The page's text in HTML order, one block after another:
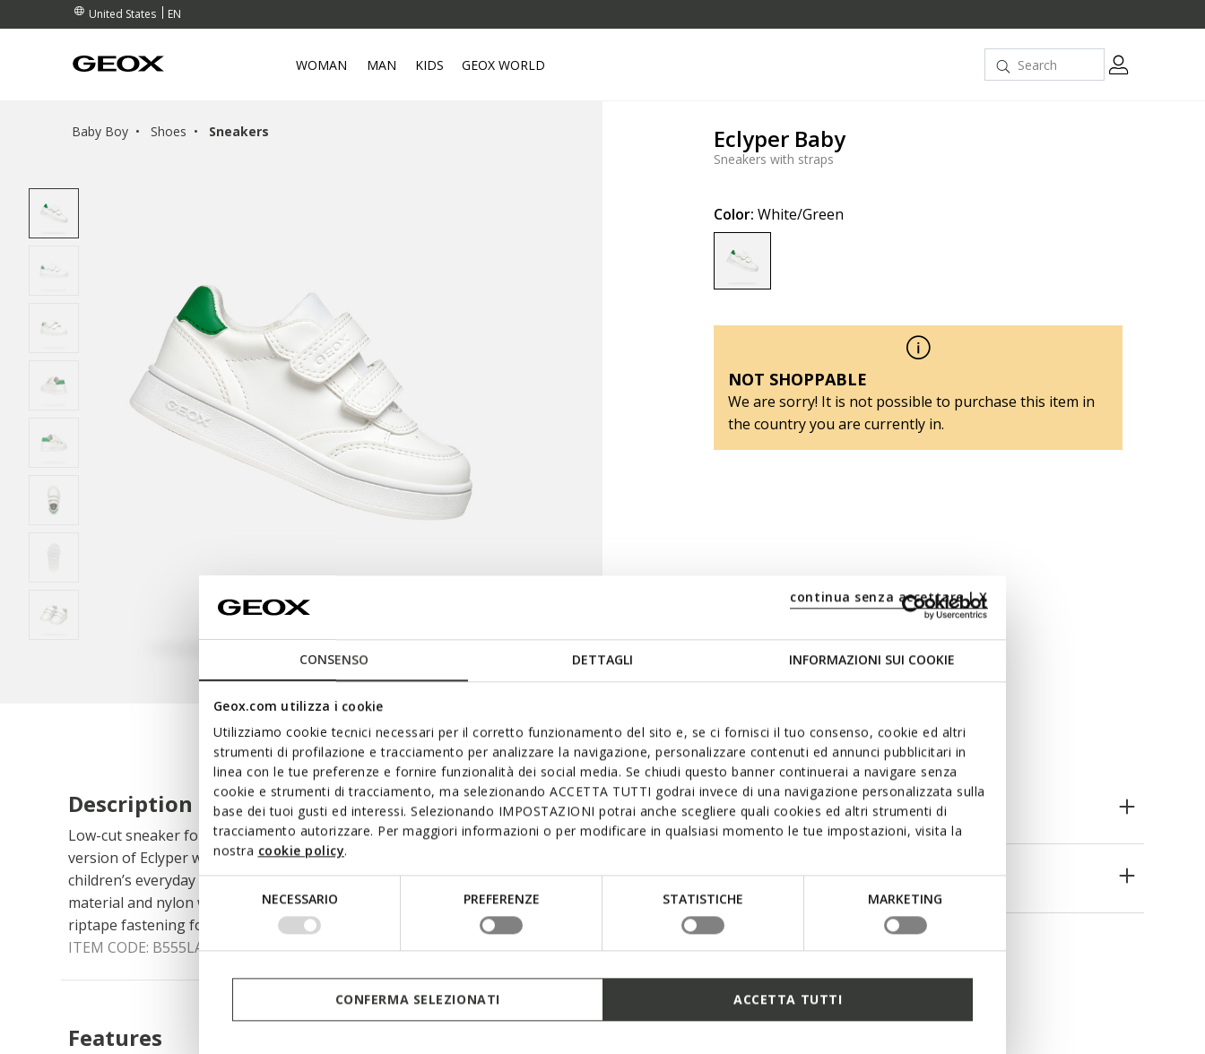
CONSENSO DETTAGLI INFORMAZIONI SUI COOKIE
Geox.com utilizza i cookie
Utilizziamo cookie tecnici necessari per il corretto funzionamento del sito e, se ci fornisci il tuo consenso, cookie ed altri
strumenti di profilazione e tracciamento per analizzare la navigazione, personalizzare contenuti ed annunci pubblicitari in
linea con le tue preferenze e fornire funzionalità dei social media. Se chiudi questo banner continuerai a navigare senza
cookie e strumenti di tracciamento, ma selezionando ACCETTA TUTTI godrai invece di una navigazione personalizzata sulla
base dei tuoi gusti ed interessi. Selezionando IMPOSTAZIONI potrai anche scegliere quali cookies ed altri strumenti di
tracciamento autorizzare. Per maggiori informazioni o per modificare in qualsiasi momento le tue impostazioni, visita la
nostra cookie policy.
del
consenso
NECESSARIO PREFERENZE STATISTICHE MARKETING
continua senza accettare | X
CONFERMA SELEZIONATI ACCETTA TUTTI
United States EN
WOMAN MAN KIDS GEOX WORLD
Baby Boy Shoes Sneakers Eclyper Baby
Sneakers with straps
Color: White/Green
NOT SHOPPABLE
We are sorry! It is not possible to purchase this item in
the country you are currently in.
Description
Low-cut sneaker for boys with a sleek tennis-court aesthetic. This white
version of Eclyper with green detailing is the ultimate way to complete
children’s everyday styling and casual outfits. Crafted from a leather-effect
material and nylon with a flexible breathable design, it has a practical double
riptape fastening for ease of adjustability.
ITEM CODE: B555LA054FUC0547
Features
Materials
Technologies